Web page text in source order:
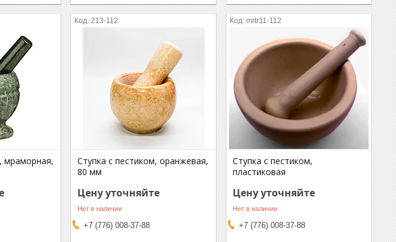
мраморная,
213-112
Ступка с пестиком, оранжевая,
80 мм
Цену уточняйте
Нет в наличии
+7 (776) 008-37-88
mrtr11-112
Ступка с пестиком,
пластиковая
Цену уточняйте
Нет в наличии
+7 (776) 008-37-88